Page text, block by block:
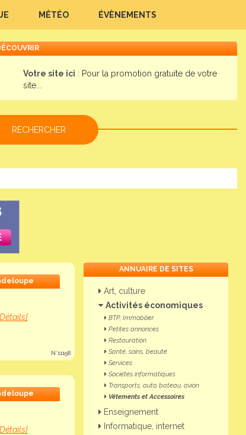
MÉTÉO ÉVÈNEMENTS
Votre site ici : Pour la promotion gratuite de votre
site...
N°11158
ANNUAIRE DE SITES
Art, culture
Activités économiques
BTP, Immobilier
Petites annonces
Restauration
Santé, soins, beauté
Services
Sociétés informatiques
Transports, auto, bateau, avion
Vêtements et Accessoires
Enseignement
Informatique, internet